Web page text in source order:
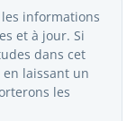
informations
et à jour. Si
dans cet
laissant un
les